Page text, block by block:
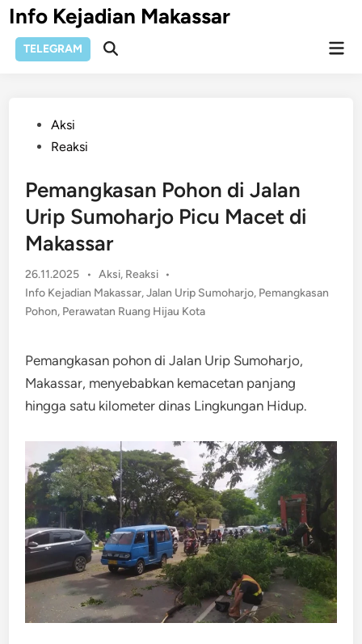
Skip
to
content
Info Kejadian Makassar
TELEGRAM
Open
PostedAksi
Reaksi
Pemangkasan Pohon di Jalan
Urip Sumoharjo Picu Macet di
Makassar
26.11.2025 • Posted
in
Aksi, Reaksi •
Info Kejadian Makassar,Jalan Urip Sumoharjo, Pemangkasan
Pohon, Perawatan Ruang Hijau Kota
Pemangkasan pohon di Jalan Urip Sumoharjo,
Makassar, menyebabkan kemacetan panjang
hingga satu kilometer dinas Lingkungan Hidup.